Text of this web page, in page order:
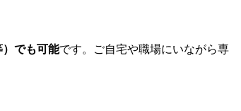
）でも可能です。ご自宅や職場にいながら専